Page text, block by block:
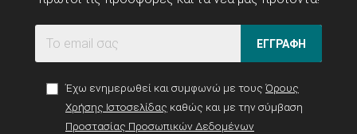
ΕΓΓΡΑΦΗ
Έχω ενημερωθεί και συμφωνώ με τους Όρους
Χρήσης Ιστοσελίδας καθώς και με την σύμβαση
Προστασίας Προσωπικών Δεδομένων